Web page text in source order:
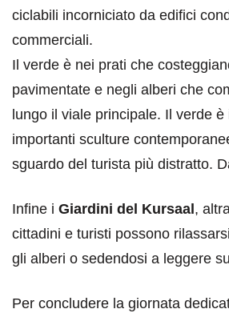
ciclabili incorniciato da edifici
commerciali.
Il verde è nei prati che
pavimentate e negli alberi che
lungo il viale principale. Il verde
importanti sculture
sguardo del turista più distratto.
Infine i Giardini del Kursaal ,
cittadini e turisti possono
gli alberi o sedendosi a leggere
Per concludere la giornata